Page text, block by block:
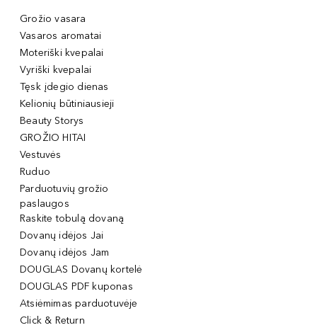
Grožio vasara
Vasaros aromatai
Moteriški kvepalai
Vyriški kvepalai
Tęsk įdegio dienas
Kelionių būtiniausieji
Beauty Storys
GROŽIO HITAI
Vestuvės
Ruduo
Parduotuvių grožio
paslaugos
Raskite tobulą dovaną
Dovanų idėjos Jai
Dovanų idėjos Jam
DOUGLAS Dovanų kortelė
DOUGLAS PDF kuponas
Atsiėmimas parduotuvėje
Click & Return